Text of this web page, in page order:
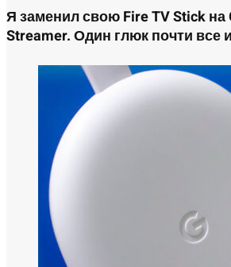
Я заменил свою Fire TV Stick на
Streamer. Один глюк почти все